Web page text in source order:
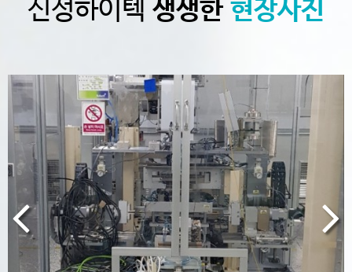
신성하이텍 생생한현장사진